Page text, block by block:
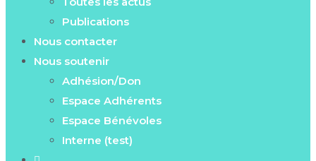
Publications
Nous contacter
Nous soutenir
Adhésion/Don
Espace Adhérents
Espace Bénévoles
Interne (test)